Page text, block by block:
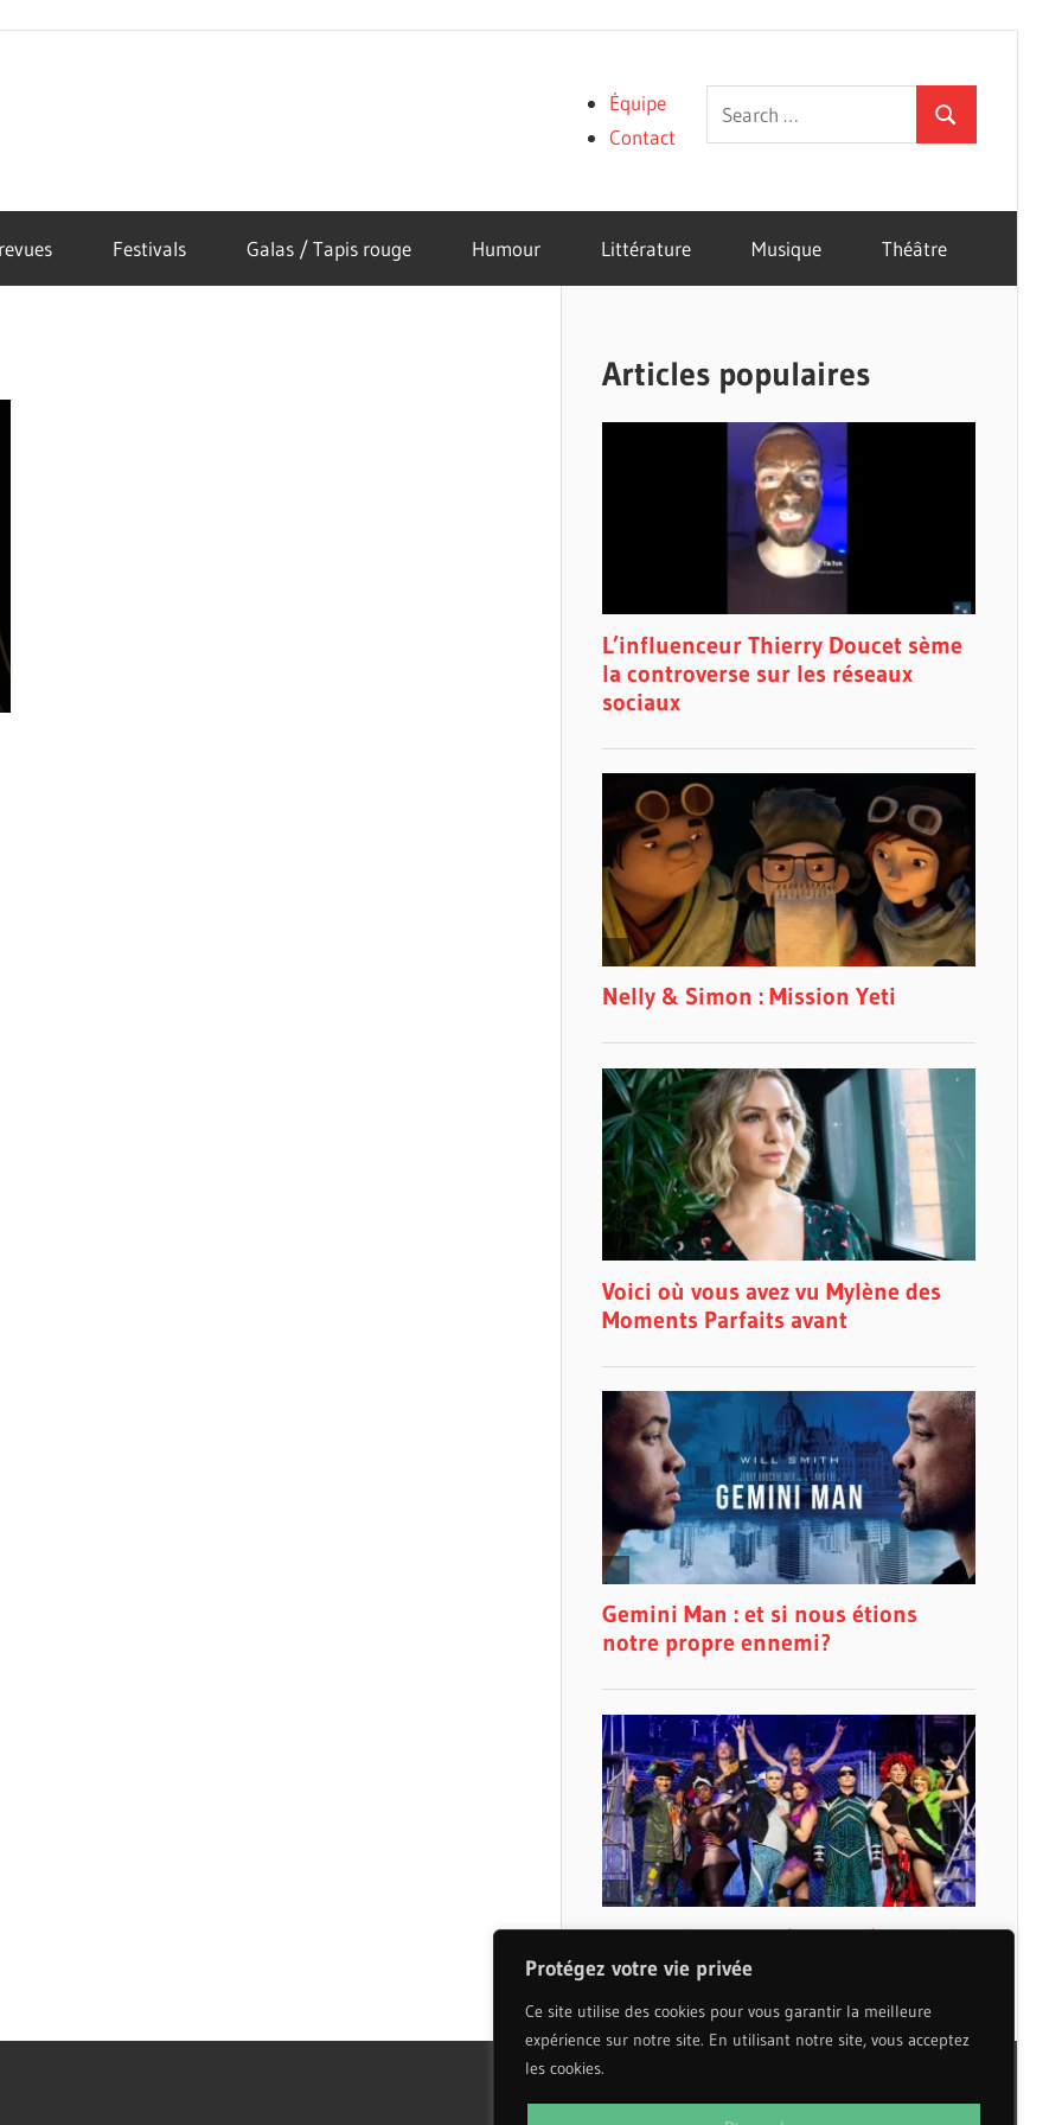
Protégez votre vie privée
Ce site utilise des cookies pour vous garantir la meilleure
expérience sur notre site. En utilisant notre site, vous acceptez
les cookies.
Search
for:
Search
Équipe
Contact
Festivals Galas / Tapis rouge Humour Littérature Musique Théâtre
Articles populaires